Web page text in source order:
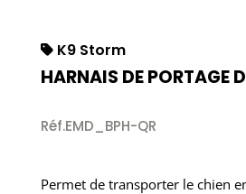
K9 Storm
HARNAIS DE PORTAGE
Réf.EMD_BPH-QR
Permet de transporter le chien